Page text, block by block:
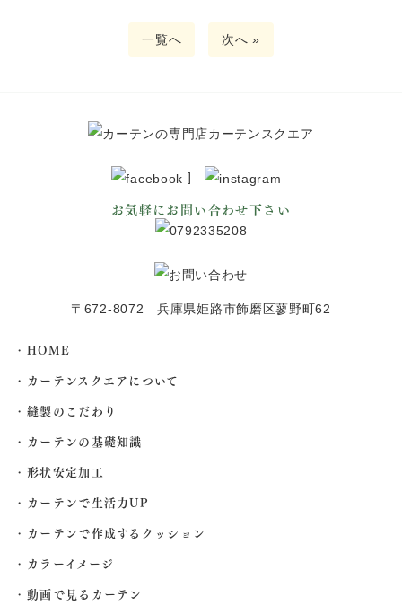
一覧へ 次へ »
]
お気軽にお問い合わせ下さい
〒672-8072 兵庫県姫路市飾磨区蓼野町62
HOME
カーテンスクエアについて
縫製のこだわり
カーテンの基礎知識
形状安定加工
カーテンで生活力UP
カーテンで作成するクッション
カラーイメージ
動画で見るカーテン